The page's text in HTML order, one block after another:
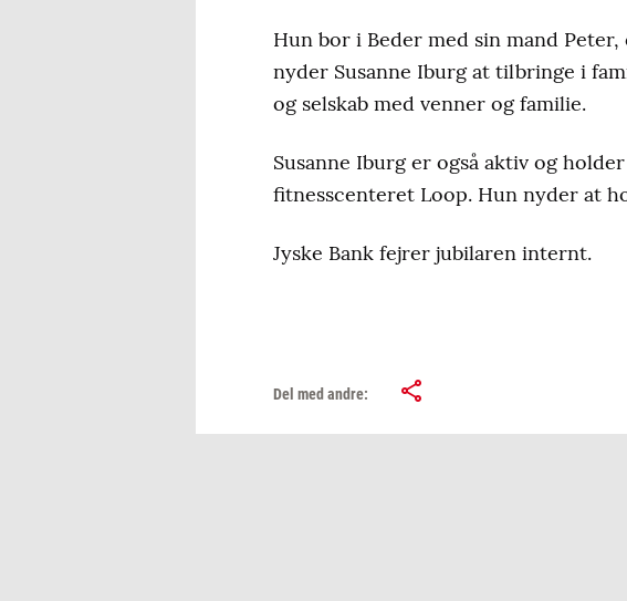
Hun bor i Beder med sin mand
nyder Susanne Iburg at tilbringe i
og selskab med venner og familie.
Susanne Iburg er også aktiv og
fitnesscenteret Loop. Hun nyder at
Jyske Bank fejrer jubilaren internt.
Del med andre: